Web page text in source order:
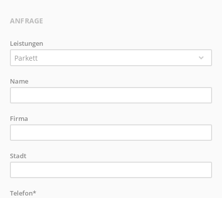
ANFRAGE
Leistungen
Parkett
Name
Firma
Stadt
Telefon*